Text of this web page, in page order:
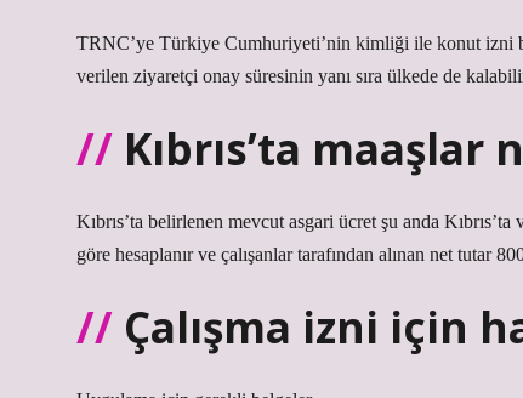
TRNC’ye Türkiye Cumhuriyeti’nin kimliği ile konut izni
verilen ziyaretçi onay süresinin yanı sıra ülkede de
Kıbrıs’ta maaşlar
Kıbrıs’ta belirlenen mevcut asgari ücret şu anda
göre hesaplanır ve çalışanlar tarafından alınan net tutar
Çalışma izni için